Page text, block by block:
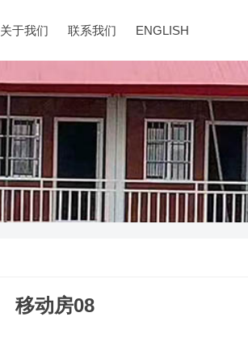
关于我们 联系我们 ENGLISH
移动房08